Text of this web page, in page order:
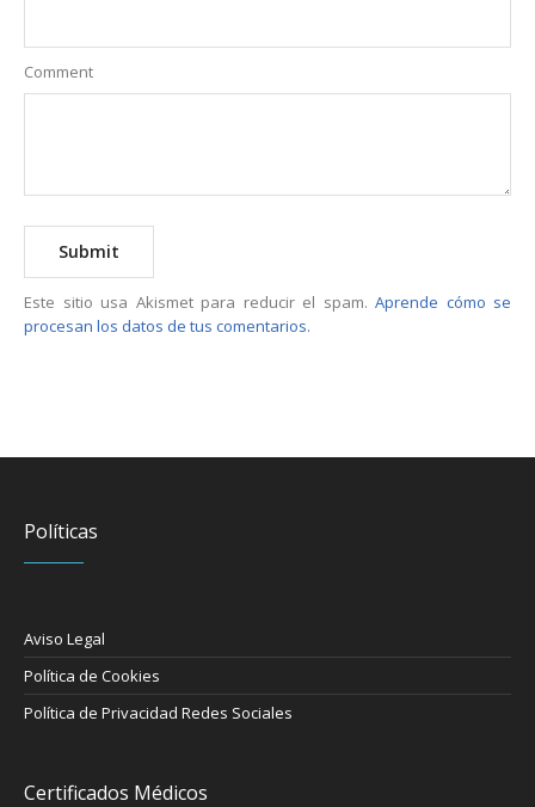
Comment
Este sitio usa Akismet para reducir el spam. Aprende cómo se
procesan los datos de tus comentarios.
Políticas
Aviso Legal
Política de Cookies
Política de Privacidad Redes Sociales
Certificados Médicos